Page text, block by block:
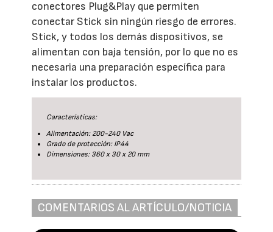
conectores Plug&Play que permiten
conectar Stick sin ningún riesgo de errores.
Stick, y todos los demás dispositivos, se
alimentan con baja tensión, por lo que no es
necesaria una preparación específica para
instalar los productos.
Características:
Alimentación: 200-240 Vac
Grado de protección: IP44
Dimensiones: 360 x 30 x 20 mm
COMENTARIOS AL ARTÍCULO/NOTICIA